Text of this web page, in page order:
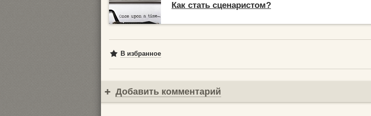
Как стать сценаристом?
В избранное
Добавить комментарий